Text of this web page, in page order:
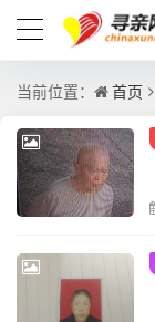
当前位置： 首页